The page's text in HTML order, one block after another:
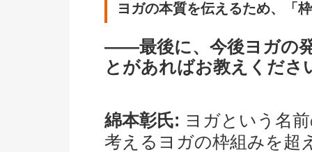
ヨガの本質を伝えるため、「
――最後に、今後ヨガの
とがあればお教えくださ
綿本彰氏: ヨガという名
考えるヨガの枠組みを超